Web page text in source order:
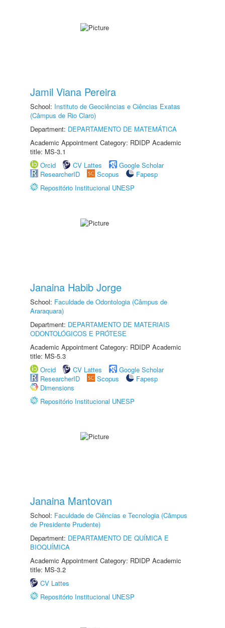
Jamil Viana Pereira
School: Instituto de Geociências e Ciências Exatas
(Câmpus de Rio Claro)
Department: DEPARTAMENTO DE MATEMÁTICA
Academic Appointment Category: RDIDP Academic
title: MS-3.1
Orcid
CV Lattes
Google Scholar
ResearcherID
Scopus
Fapesp
Repositório Institucional UNESP
Janaina Habib Jorge
School: Faculdade de Odontologia (Câmpus de
Araraquara)
Department: DEPARTAMENTO DE MATERIAIS
ODONTOLÓGICOS E PRÓTESE
Academic Appointment Category: RDIDP Academic
title: MS-5.3
Orcid
CV Lattes
Google Scholar
ResearcherID
Scopus
Fapesp
Dimensions
Repositório Institucional UNESP
Janaina Mantovan
School: Faculdade de Ciências e Tecnologia (Câmpus
de Presidente Prudente)
Department: DEPARTAMENTO DE QUÍMICA E
BIOQUÍMICA
Academic Appointment Category: RDIDP Academic
title: MS-3.2
CV Lattes
Repositório Institucional UNESP